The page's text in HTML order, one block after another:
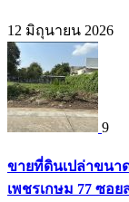
12 มิถุนายน 2026
9
ขายที่ดินเปล่าขนา
เพชรเกษม 77 ซอย